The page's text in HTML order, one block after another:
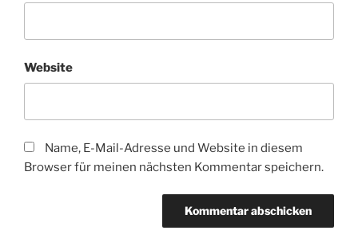
Website
Name, E-Mail-Adresse und Website in diesem
Browser für meinen nächsten Kommentar speichern.